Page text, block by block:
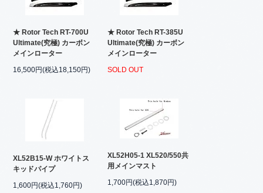
★ Rotor Tech RT-700U
Ultimate(究極) カーボン
メインローター
16,500円(税込18,150円)
★ Rotor Tech RT-385U
Ultimate(究極) カーボン
メインローター
SOLD OUT
XL52B15-W ホワイトス
キッドパイプ
1,600円(税込1,760円)
XL52H05-1 XL520/550共
用メインマスト
1,700円(税込1,870円)